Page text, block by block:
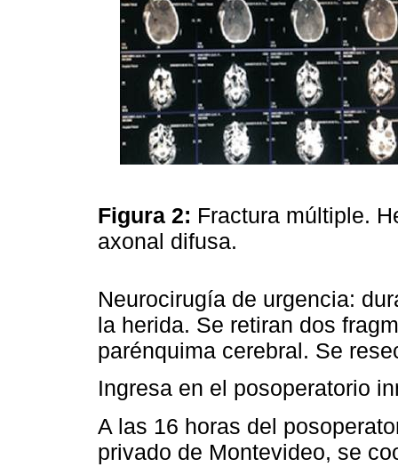
Figura 2: Fractura múltiple.
axonal difusa.
Neurocirugía de urgencia:
la herida. Se retiran dos
parénquima cerebral. Se
Ingresa en el posoperatorio
A las 16 horas del
privado de Montevideo, se